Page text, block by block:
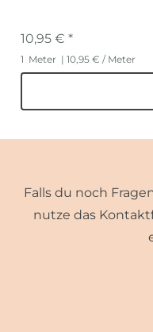
10,95 € *
1 Meter | 10,95 € / Meter
Falls du noch
nutze das